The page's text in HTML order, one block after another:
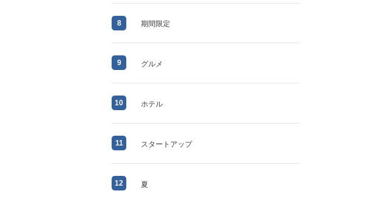
8 期間限定
9 グルメ
10 ホテル
11 スタートアップ
12 夏